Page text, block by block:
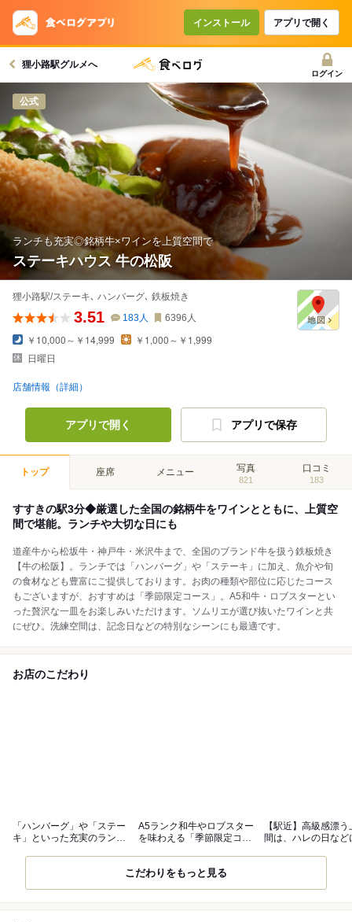
インストール アプリで開く
狸小路駅グルメへ
ログイン
公式
ランチも充実◎銘柄牛×ワインを上質空間で
ステーキハウス 牛の松阪
狸小路駅/ステーキ､ ハンバーグ､ 鉄板焼き
3.51 183人 6396 人
￥10,000～￥14,999
￥1,000～￥1,999
日曜日
店舗情報（詳細）
アプリで開く アプリで保存
トップ 座席 メニュー 写真
821
口コミ
183
すすきの駅3分◆厳選した全国の銘柄牛をワインとともに、上質空
間で堪能。ランチや大切な日にも
道産牛から松坂牛・神戸牛・米沢牛まで、全国のブランド牛を扱う鉄板焼き
【牛の松阪】。ランチでは「ハンバーグ」や「ステーキ」に加え、魚介や旬
の食材なども豊富にご提供しております。お肉の種類や部位に応じたコース
もございますが、おすすめは「季節限定コース」。A5和牛・ロブスターとい
った贅沢な一皿をお楽しみいただけます。ソムリエが選び抜いたワインと共
にぜひ。洗練空間は、記念日などの特別なシーンにも最適です。
お店のこだわり
「ハンバーグ」や「ステー
キ」といった充実のランチ
A5ランク和牛やロブスター
を味わえる「季節限定コー
【駅近】高級感漂
間は、ハレの日など
こだわりをもっと見る